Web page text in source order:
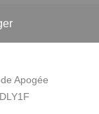
Apogée